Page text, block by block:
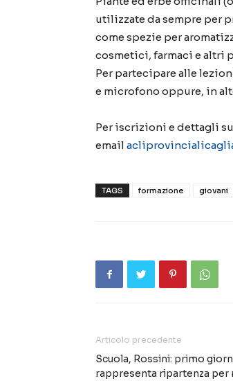
utilizzate da sempre per
come spezie per
cosmetici, farmaci e altri
Per partecipare alle
e microfono oppure, in
Per iscrizioni e dettagli
email
TAGS formazione giovani
Articolo precedente
Scuola, Rossini: primo
rappresenta ripartenza per